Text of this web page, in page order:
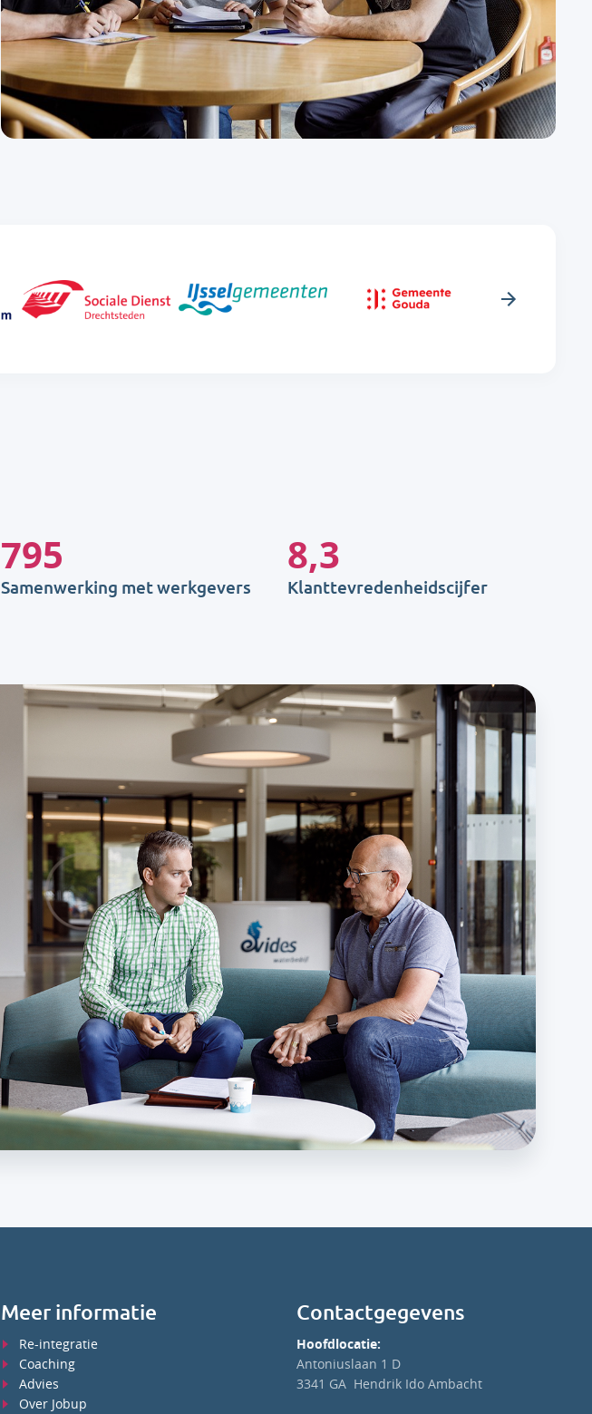
795
Samenwerking met werkgevers
8,3
Klanttevredenheidscijfer
Meer informatie
Re-integratie
Coaching
Advies
Over Jobup
Contactgegevens
Hoofdlocatie:
Antoniuslaan 1 D
3341 GA Hendrik Ido Ambacht